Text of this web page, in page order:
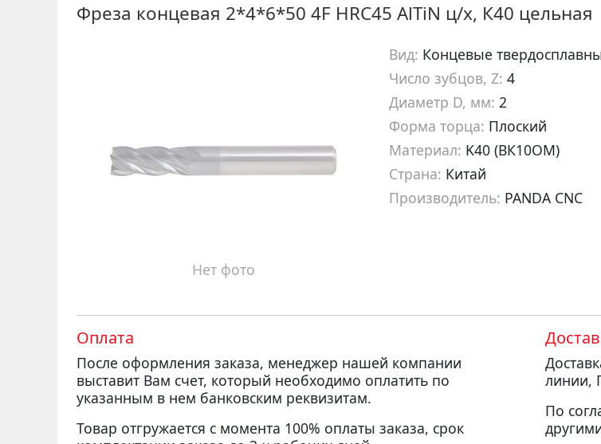
Фреза концевая 2*4*6*50 4F HRC45 AlTiN ц/х, К40 цельная
Нет фото
Вид: Концевые
Число зубцов, Z: 4
Диаметр D, мм: 2
Форма торца: Плоский
Материал: K40 (ВК10ОМ)
Страна: Китай
Производитель: PANDA CNC
Оплата
После оформления заказа, менеджер нашей компании
выставит Вам счет, который необходимо оплатить по
указанным в нем банковским реквизитам.
Товар отгружается с момента 100% оплаты заказа, срок
линии,
По